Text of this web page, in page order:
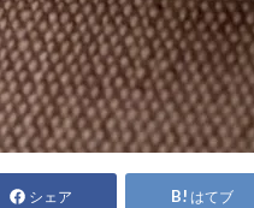
シェア はてブ